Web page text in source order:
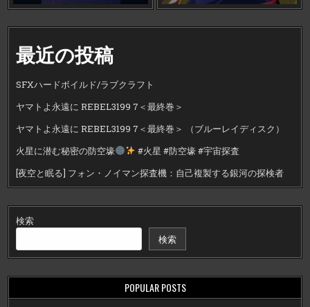
最近の投稿
SFXハードボイルド/ラブクラフト
ヤマトよ永遠に REBEL3199 7＜最終巻＞
ヤマトよ永遠に REBEL3199 7＜最終巻＞ （ブルーレイディスク）
火星に潜む秘密の防空壕
#火星 #防空壕 #宇宙探査
[夜空と眠る] フォン・ノイマン探査機：自己複製する銀河の探検者
検索
検索
POPULAR POSTS